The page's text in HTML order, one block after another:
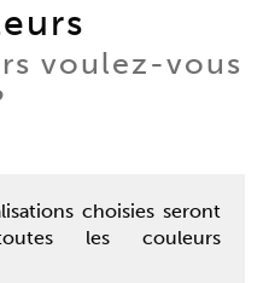
voulez-vous
choisies seront
les couleurs